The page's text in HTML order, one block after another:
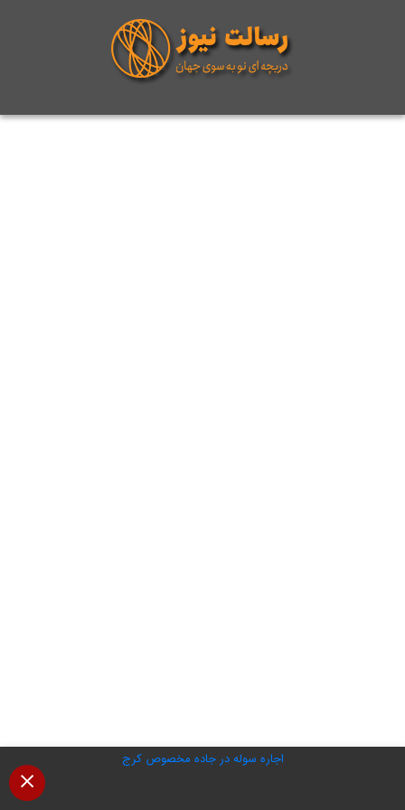
اجاره سوله در جاده مخصوص کرج